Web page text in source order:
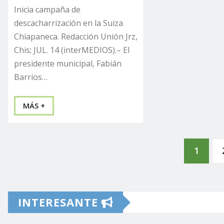
Inicia campaña de
descacharrización en la Suiza
Chiapaneca. Redacción Unión Jrz,
Chis; JUL. 14 (interMEDIOS).– El
presidente municipal, Fabián
Barrios…
MÁS +
entradas
1
INTERESANTE